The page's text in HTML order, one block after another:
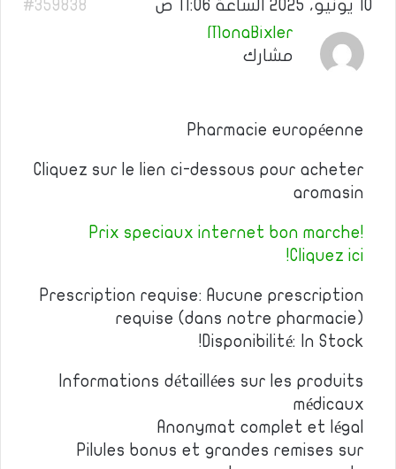
10 يونيو، 2025 الساعة 11:06 ص
#359838
MonaBixler
مشارك
Pharmacie européenne
Cliquez sur le lien ci-dessous pour acheter
aromasin
Prix speciaux internet bon marche!
Cliquez ici!
Prescription requise: Aucune prescription
requise (dans notre pharmacie)
Disponibilité: In Stock!
Informations détaillées sur les produits
médicaux
Anonymat complet et légal
Pilules bonus et grandes remises sur